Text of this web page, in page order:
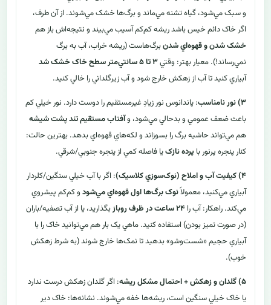
و سبک مي‌شود، گياه تشنه مي‌ماند و برگ‌ها خشک مي‌شوند. از آن طرف،
اگر خاک دائم خيس باشد ريشه کم‌کم آسيب مي‌بيند و نتيجه‌اش باز هم
خشک شدن و قهوه‌اي شدنبرگ‌هاست (ريشه خراب، آب به برگ
نمي‌رساند!). معيار بهتر: وقتي۳ تا ۵ سانتي‌متر سطح خاک خشک شد
آبياري کنيد تا آب از زهکش خارج شود و آب زيرگلداني را خالي کنيد.
۳) نور نامناسب
: پاندانوس نور زيادِ غيرمستقيم را دوست دارد. نور خيلي کم
باعث ضعف عمومي و بدحالي مي‌شود، وآفتاب مستقيم تند پشت شيشه
هم مي‌تواند حاشيه برگ را بسوزاند و لکه‌هاي قهوه‌اي بدهد. بهترين حالت:
کنار پنجره پرنور با پرده نازکيا فاصله کمي از پنجره جنوبي/شرقي.
۴) کيفيت آب و املاح (نوک‌سوزي کلاسيک)
: اگر با آب خيلي سنگين/کلردار
آبياري مي‌کنيد، معمولاًنوک برگ‌ها اول قهوه‌اي مي‌شود و کم‌کم پيشروي
مي‌کند. راهکار: آب را ۲۴ ساعت در ظرف روباز
بگذاريد، يا از آب تصفيه/باران
(در صورت تميز بودن) استفاده کنيد. ماهي يک بار هم مي‌توانيد خاک را با
آبياریِ حجيم «شست‌وشو» بدهيد تا نمک‌ها خارج شوند (به شرط زهکش
خوب).
۵) گلدان و زهکش + احتمال مشکل ريشه
: اگر گلدان زهکش درست ندارد
يا خاک خيلي سنگين است، ريشه‌ها خفه مي‌شوند. نشانه‌ها: خاک دير